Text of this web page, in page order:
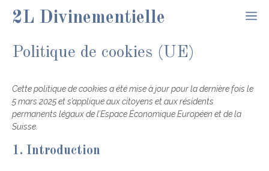
2L Divinementielle
Politique de cookies (UE)
Cette politique de cookies a été mise à jour pour la dernière fois le
5 mars 2025 et s’applique aux citoyens et aux résidents
permanents légaux de l’Espace Économique Européen et de la
Suisse.
1. Introduction